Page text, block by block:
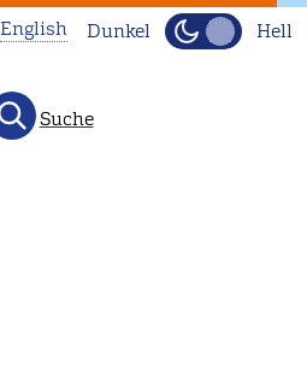
This
page
English Dunkel Hell
Suche